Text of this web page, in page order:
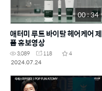
00 : 34
애터미 루트 바이탈 헤어케어 제
품 홍보영상
3,089 118
4
2024.07.24